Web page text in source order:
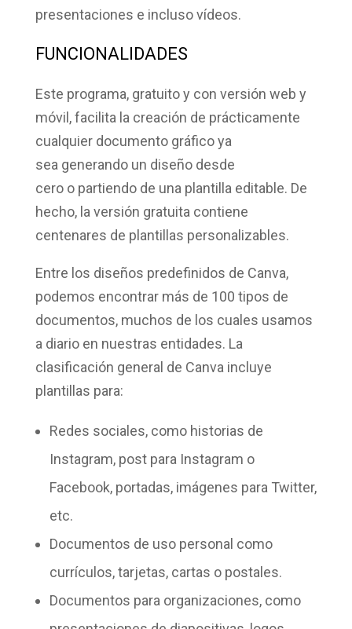
presentaciones e incluso vídeos.
FUNCIONALIDADES
Este programa, gratuito y con versión web y
móvil, facilita la creación de prácticamente
cualquier documento gráfico ya
sea generando un diseño desde
ceroo partiendo de una plantilla editable. De
hecho, la versión gratuita contiene
centenares de plantillas personalizables.
Entre los diseños predefinidos de Canva,
podemos encontrar más de 100 tipos de
documentos, muchos de los cuales usamos
a diario en nuestras entidades. La
clasificación general de Canva incluye
plantillas para:
Redes sociales, como historias de
Instagram, post para Instagram o
Facebook, portadas, imágenes para Twitter,
etc.
Documentos de uso personal como
currículos, tarjetas, cartas o postales.
Documentos para organizaciones, como